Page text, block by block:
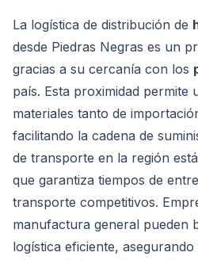
La logística de distribución de
desde Piedras Negras es un
gracias a su cercanía con los
país. Esta proximidad permite
materiales tanto de
facilitando la cadena de
de transporte en la región
que garantiza tiempos de
transporte competitivos.
manufactura general pueden
logística eficiente, asegurando